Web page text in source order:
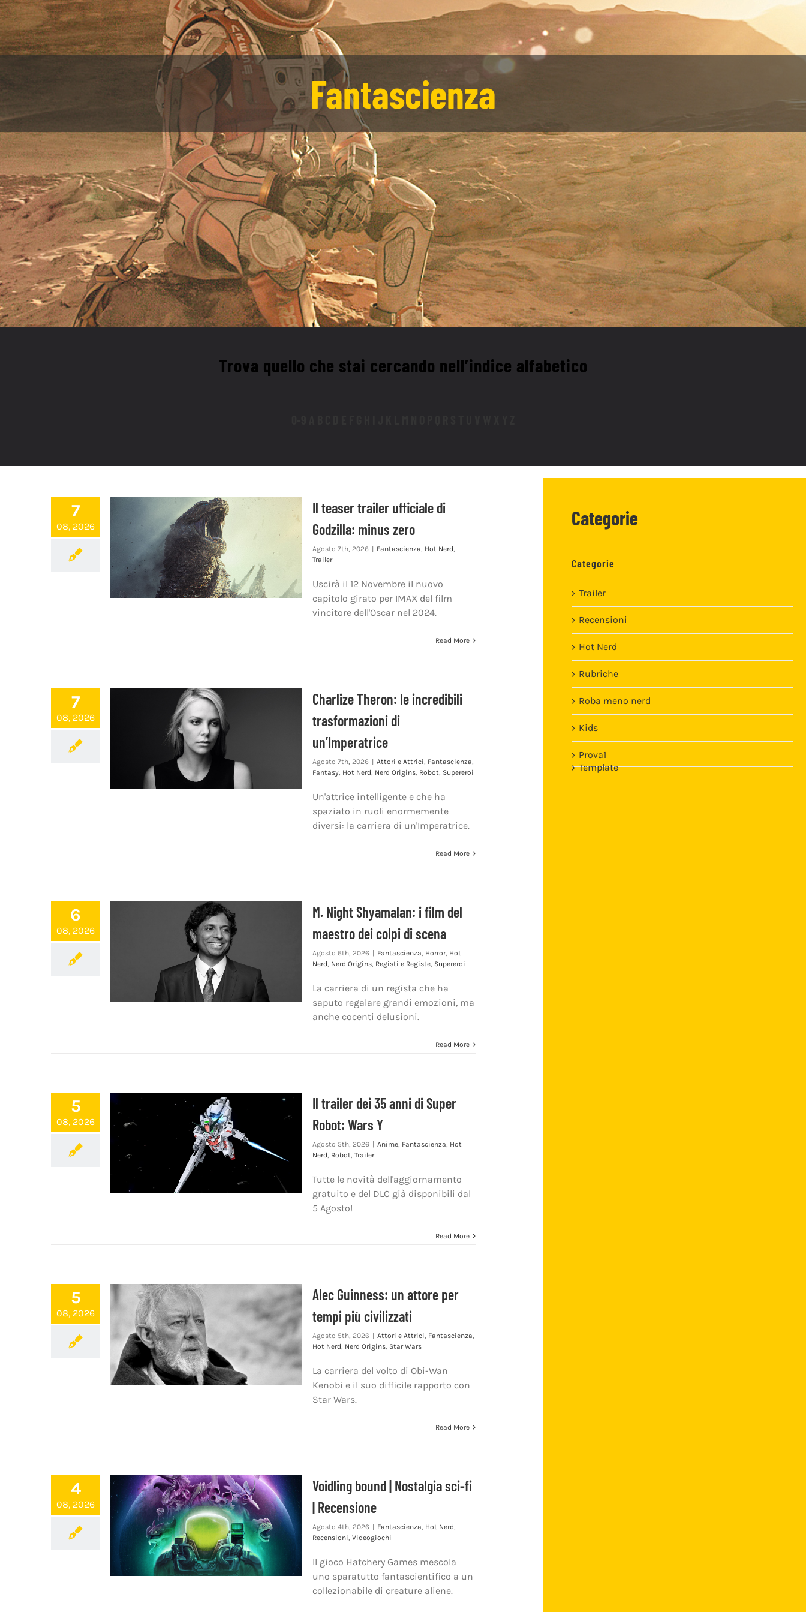
Fantascienza
Trova quello che stai cercando nell’indice alfabetico
7
08, 2026
Il teaser trailer ufficiale di
Godzilla: minus zero
Agosto 7th, 2026 | Fantascienza, Hot Nerd,
Trailer
Uscirà il 12 Novembre il nuovo
capitolo girato per IMAX del film
vincitore dell'Oscar nel 2024.
Read More
7
08, 2026
Charlize Theron: le incredibili
trasformazioni di
un’Imperatrice
Agosto 7th, 2026 | Attori e Attrici, Fantascienza,
Fantasy, Hot Nerd, Nerd Origins, Robot, Supereroi
Un'attrice intelligente e che ha
spaziato in ruoli enormemente
diversi: la carriera di un'Imperatrice.
Read More
6
08, 2026
M. Night Shyamalan: i film del
maestro dei colpi di scena
Agosto 6th, 2026 | Fantascienza, Horror, Hot
Nerd, Nerd Origins, Registi e Registe, Supereroi
La carriera di un regista che ha
saputo regalare grandi emozioni, ma
anche cocenti delusioni.
Read More
5
08, 2026
Il trailer dei 35 anni di Super
Robot: Wars Y
Agosto 5th, 2026 | Anime, Fantascienza, Hot
Nerd, Robot,Trailer
Tutte le novità dell'aggiornamento
gratuito e del DLC già disponibili dal
5 Agosto!
Read More
5
08, 2026
Alec Guinness: un attore per
tempi più civilizzati
Agosto 5th, 2026 | Attori e Attrici, Fantascienza,
Hot Nerd, Nerd Origins, Star Wars
La carriera del volto di Obi-Wan
Kenobi e il suo difficile rapporto con
Star Wars.
Read More
4
08, 2026
Voidling bound | Nostalgia sci-fi
| Recensione
Agosto 4th, 2026 | Fantascienza, Hot Nerd,
Recensioni,Videogiochi
Il gioco Hatchery Games mescola
uno sparatutto fantascientifico a un
collezionabile di creature aliene.
Categorie
Categorie
Trailer
Recensioni
Hot Nerd
Rubriche
Roba meno nerd
Kids
Prova1
Template